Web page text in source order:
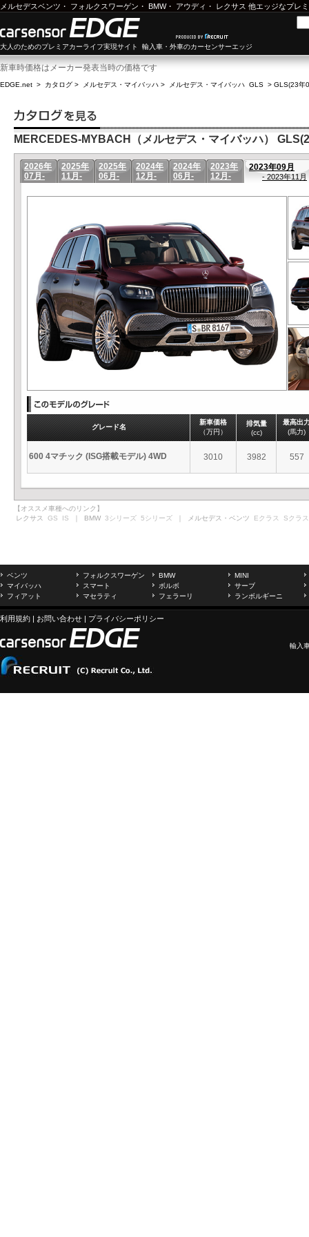
メルセデスベンツ ・ フォルクスワーゲン ・ BMW・ アウディ ・ レクサス 他エッジなプレ
大人のためのプレミアカーライフ実現サイト 輸入車・外車のカーセンサーエッジ
新車時価格はメーカー発表当時の価格です
EDGE.net > カタログ > メルセデス・マイバッハ > メルセデス・マイバッハ GLS > GLS(23年
MERCEDES-MYBACH（メルセデス・マイバッハ）
2026年
07月-
2025年
11月-
2025年
06月-
2024年
12月-
2024年
06月-
2023年
12月-
2023年09月
- 2023年11月
グレード名
新車価格
（万円）
排気量
(cc)
最高出
(馬力)
600 4マチック (ISG搭載モデル) 4WD 3010 3982 557
【オススメ車種へのリンク】
レクサス GS IS ｜ BMW 3シリーズ 5シリーズ ｜ メルセデス・ベンツ Eクラス Sクラス
ベンツ フォルクスワーゲン BMW
MINI
マイバッハ
スマート ボルボ
サーブ
フィアット
マセラティ フェラーリ ランボルギーニ
利用規約 | お問い合わせ | プライバシーポリシー
輸入